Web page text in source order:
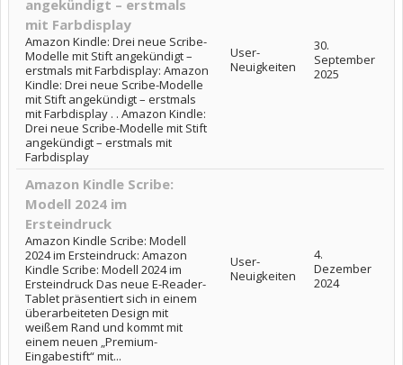
angekündigt – erstmals
mit Farbdisplay
Amazon Kindle: Drei neue Scribe-
Modelle mit Stift angekündigt –
erstmals mit Farbdisplay: Amazon
Kindle: Drei neue Scribe-Modelle
mit Stift angekündigt – erstmals
mit Farbdisplay . . Amazon Kindle:
Drei neue Scribe-Modelle mit Stift
angekündigt – erstmals mit
Farbdisplay
User-
Neuigkeiten
30.
September
2025
Amazon Kindle Scribe:
Modell 2024 im
Ersteindruck
Amazon Kindle Scribe: Modell
2024 im Ersteindruck: Amazon
Kindle Scribe: Modell 2024 im
Ersteindruck Das neue E-Reader-
Tablet präsentiert sich in einem
überarbeiteten Design mit
weißem Rand und kommt mit
einem neuen „Premium-
Eingabestift“ mit...
User-
Neuigkeiten
4.
Dezember
2024